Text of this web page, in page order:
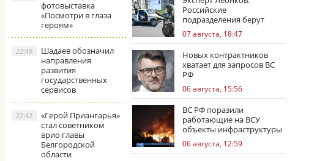
фотовыставка
«Посмотри в глаза
героям»
Шадаев обозначил
направления
развития
государственных
сервисов
22:49
«Герой Приангарья»
стал советником
врио главы
Белгородской
области
22:42
Российские
подразделения берут
Доброполье в клещи
07 августа, 18:47
Новых контрактников
хватает для запросов ВС
РФ
06 августа, 15:56
ВС РФ поразили
работающие на ВСУ
объекты инфраструктуры
и центры логистики
06 августа, 12:59